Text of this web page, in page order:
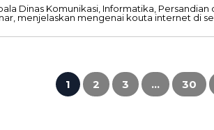
Dinas Komunikasi, Informatika,
menjelaskan mengenai kouta internet di
1 2 3 … 30